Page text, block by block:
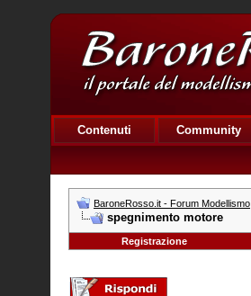
Contenuti Community
BaroneRosso.it - Forum Modellismo
spegnimento motore
Registrazione